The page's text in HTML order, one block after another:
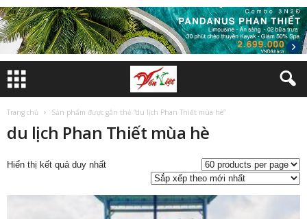
Trang chủ Sản phẩm được gắn thẻ “du lịch Phan Thiết mùa hè”
du lịch Phan Thiết mùa hè
Hiển thị kết quả duy nhất